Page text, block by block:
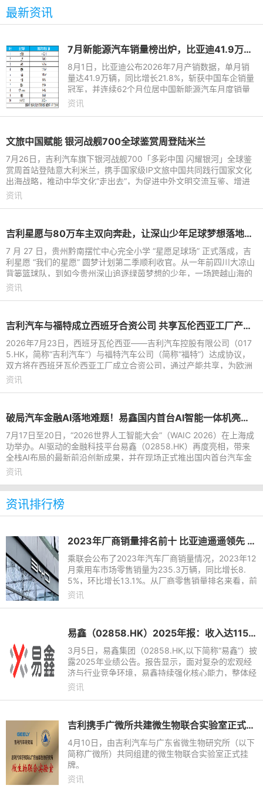
最新资讯
7月新能源汽车销量榜出炉，比亚迪41.9万辆稳居榜首
8月1日，比亚迪公布2026年7月产销数据，单月销
量达41.9万辆，同比增长21.8%，斩获中国车企销量
冠军，并连续62个月位居中国新能源汽车月度销量
首位。这份强劲表现延续至下半年，继2026年上半
资讯
文旅中国赋能 银河战舰700全球鉴赏周登陆米兰
7月26日，吉利汽车旗下银河战舰700「多彩中国 闪耀银河」全球鉴
赏周首站登陆意大利米兰，携手国家级IP文旅中国共同践行国家文化
出海战略，推动中华文化“走出去”，为促进中外文明交流互鉴、增进
国际文化交流搭建起全
资讯
吉利星愿与80万车主双向奔赴，让深山少年足球梦想落地生根
7 月 27 日，贵州黔南摆忙中心完全小学 “星愿足球场” 正式落成，吉
利星愿 “我们的星愿” 圆梦计划第二季顺利收官。从一年前四川大凉山
背篓篮球队，到如今贵州深山追逐绿茵梦想的少年，一场跨越山海的
公益接力持续
资讯
吉利汽车与福特成立西班牙合资公司 共享瓦伦西亚工厂产能进行本地化生产
2026年7月23日，西班牙瓦伦西亚——吉利汽车控股有限公司（017
5.HK，简称“吉利汽车”）与福特汽车公司（简称“福特”）达成协议，
双方将在西班牙瓦伦西亚工厂成立合资公司，通过产能共享，为欧洲
市场打造吉利及福特
资讯
破局汽车金融AI落地难题！易鑫国内首台AI智能一体机亮相WAIC 2026
7月17日至20日，“2026世界人工智能大会”（WAIC 2026）在上海成
功举办。AI驱动的金融科技平台易鑫（02858.HK）再度亮相，带来
全栈AI布局的最新前沿创新成果，并在现场正式推出国内首台汽车金
融AI智能一体机。该一体
资讯
资讯排行榜
2023年厂商销量排名前十 比亚迪遥遥领先 长城垫底
乘联会公布了2023年汽车厂商销量情况，2023年12
月乘用车市场零售销量为235.3万辆，同比增长8.
5%，环比增长13.1%。从厂商零售销量排名来看，前
十的车企分别为比亚迪、一汽-大众、上汽大众、吉
资讯
易鑫（02858.HK）2025年报：收入达115.6亿元，净利润近12亿
3月5日，易鑫集团（02858.HK,以下简称“易鑫”）披
露2025年业绩公告。报告显示，面对复杂的宏观经
济与行业竞争环境，易鑫持续强化核心能力，整体经
营表现稳健。期内，公司实现总收入115.6亿元（人
资讯
吉利携手广微所共建微生物联合实验室正式挂牌
4月10日，由吉利汽车与广东省微生物研究所（以下
简称广微所）共同组建的微生物联合实验室正式挂
牌。
资讯